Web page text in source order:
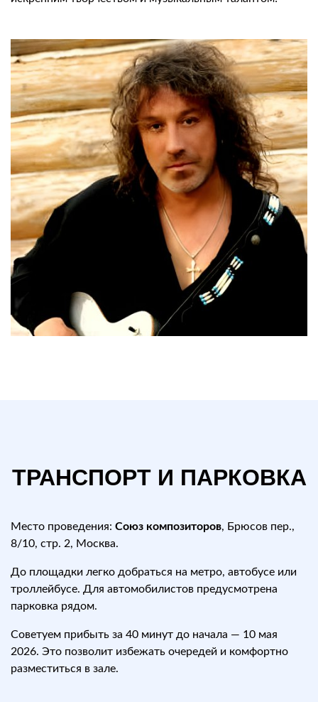
ТРАНСПОРТ И ПАРКОВКА
Место проведения: Союз композиторов, Брюсов пер.,
8/10, стр. 2, Москва.
До площадки легко добраться на метро, автобусе или
троллейбусе. Для автомобилистов предусмотрена
парковка рядом.
Советуем прибыть за 40 минут до начала — 10 мая
2026. Это позволит избежать очередей и комфортно
разместиться в зале.